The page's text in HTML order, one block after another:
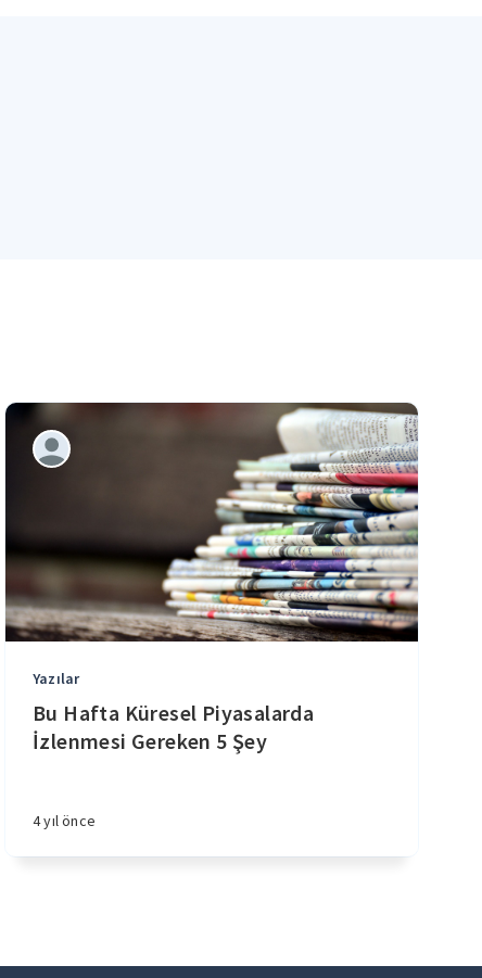
Yazılar
Bu Hafta Küresel Piyasalarda
İzlenmesi Gereken 5 Şey
4 yıl önce